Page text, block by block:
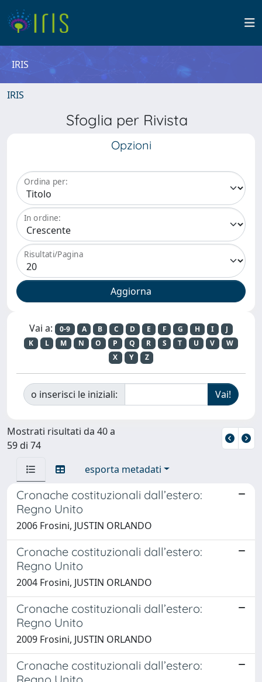
IRIS
IRIS
Sfoglia per Rivista
Opzioni
Ordina per:
In ordine:
Risultati/Pagina
Vai a: 0-9 A B C D E F G H I
J
K
L M N O P Q R S T U V
W
X
Y Z
o inserisci le iniziali:
Mostrati risultati da 40 a
59 di 74
esporta metadati
Cronache costituzionali dall’estero:
Regno Unito
2006 Frosini, JUSTIN ORLANDO
Cronache costituzionali dall’estero:
Regno Unito
2004 Frosini, JUSTIN ORLANDO
Cronache costituzionali dall’estero:
Regno Unito
2009 Frosini, JUSTIN ORLANDO
Cronache costituzionali dall’estero: